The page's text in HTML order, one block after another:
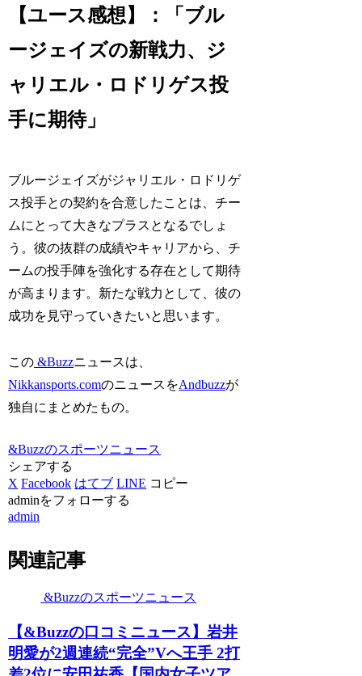
【ユース感想】：「ブル
ージェイズの新戦力、ジ
ャリエル・ロドリゲス投
手に期待」
ブルージェイズがジャリエル・ロドリゲ
ス投手との契約を合意したことは、チー
ムにとって大きなプラスとなるでしょ
う。彼の抜群の成績やキャリアから、チ
ームの投手陣を強化する存在として期待
が高まります。新たな戦力として、彼の
成功を見守っていきたいと思います。
この &Buzzニュースは、
Nikkansports.comのニュースをAndbuzzが
独自にまとめたもの。
&Buzzのスポーツニュース
シェアする
X Facebook はてブ LINE コピー
adminをフォローする
admin
関連記事
&Buzzのスポーツニュース
【&Buzzの口コミニュース】岩井
明愛が2週連続“完全”Vへ王手 2打